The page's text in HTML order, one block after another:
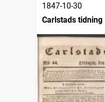
1847-10-30
Carlstads tidning